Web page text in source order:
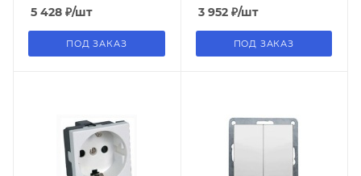
5 428 ₽/шт
ПОД ЗАКАЗ
модулей
3 952₽/шт
ПОД ЗАКАЗ